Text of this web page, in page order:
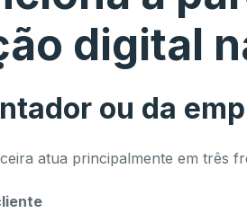
digital
ou da
atua principalmente em três